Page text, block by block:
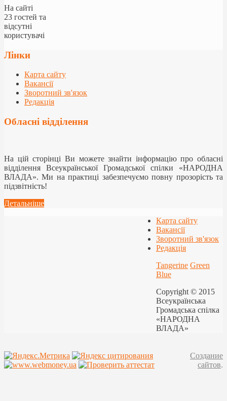
На сайті
23 гостей та
відсутні
користувачі
Лінки
Карта сайту
Вакансії
Зворотний зв'язок
Редакція
Обласні відділення
На цій сторінці Ви можете знайти інформацію про обласні
відділення Всеукраїнської Громадської спілки «НАРОДНА
ВЛАДА». Ми на практиці забезпечуємо повну прозорість та
підзвітність!
Детальніше
Карта сайту
Вакансії
Зворотний зв'язок
Редакція
Tangerine Green
Blue
Copyright © 2015
Всеукраїнська
Громадська спілка
«НАРОДНА
ВЛАДА»
Создание
сайтов.